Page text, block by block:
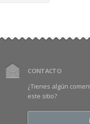
CONTACTO
¿Tienes algún
este sitio?